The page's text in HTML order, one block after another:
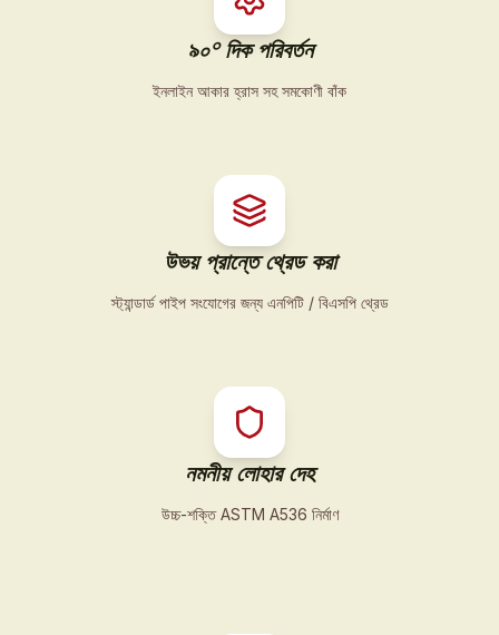
৯০° দিক পরিবর্তন
ইনলাইন আকার হ্রাস সহ সমকোণী বাঁক
উভয় প্রান্তে থ্রেড করা
স্ট্যান্ডার্ড পাইপ সংযোগের জন্য এনপিটি / বিএসপি থ্রেড
নমনীয় লোহার দেহ
উচ্চ-শক্তি ASTM A536 নির্মাণ